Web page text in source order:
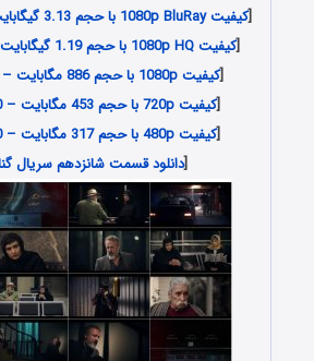
[کیفیت 1080p BluRay با حجم 3.13 گیگابایت – 20.000 تومان
[کیفیت 1080p HQ با حجم 1.19 گیگابایت – 18.000 تومان
[کیفیت 1080p با حجم 886 مگابایت – 15.000 تومان
[کیفیت 720p با حجم 453 مگابایت – 13.000 تومان
[کیفیت 480p با حجم 317 مگابایت – 12.000 تومان
[دانلود قسمت شانزدهم سریال